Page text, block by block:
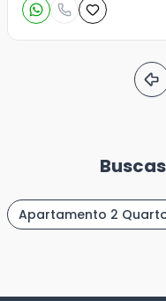
Apartamento 2